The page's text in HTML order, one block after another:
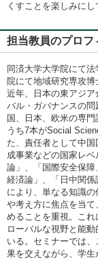
くすことを楽しみにし
担当教員のプロ
同済大学大学院にて
院にて地域研究専攻博
近年、日本の東アジ
バル・ガバナンスの
国、日本、欧米の専
うち7本がSocial
た、責任者として中
成事業などの国家レ
論」、「国際安全保障
経済論」、「日中関
により、単なる知識
や考え方に焦点を当
めることを重視。こ
ローバルな視野と能
いる。セミナーでは
果を交えながら、学